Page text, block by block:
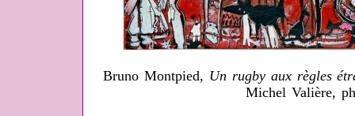
Bruno Montpied, Un rugby aux règles
Michel Valière,